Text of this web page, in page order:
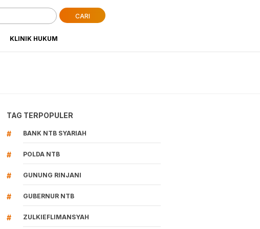
CARI
KLINIK HUKUM
TAG TERPOPULER
# BANK NTB SYARIAH
# POLDA NTB
# GUNUNG RINJANI
# GUBERNUR NTB
# ZULKIEFLIMANSYAH